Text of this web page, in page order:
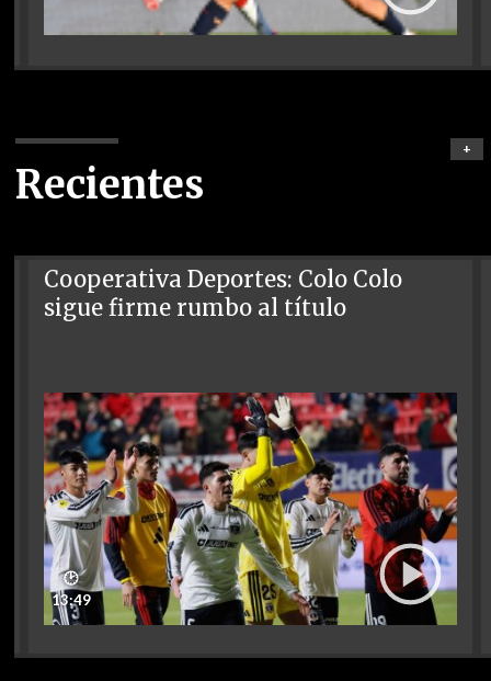
Recientes
+
Cooperativa Deportes: Colo Colo
sigue firme rumbo al título
🕑
13:49